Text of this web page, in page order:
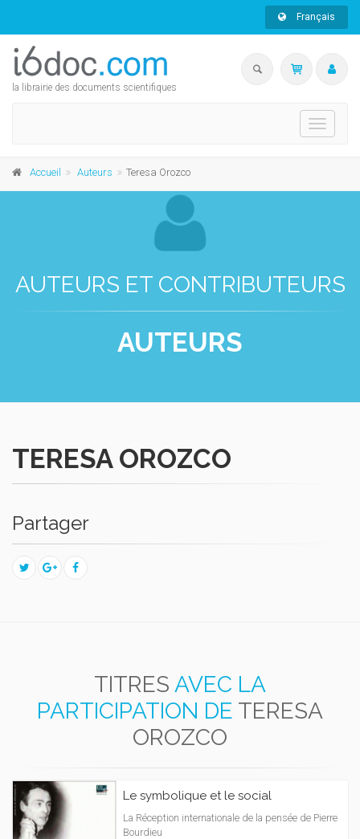
Français
la librairie des documents scientifiques
Toggle
Accueil Auteurs Teresa Orozco
AUTEURS ET CONTRIBUTEURS
AUTEURS
TERESA OROZCO
Partager
TITRES AVEC LA
PARTICIPATION DE TERESA
OROZCO
Le symbolique et le social
La Réception internationale de la pensée de Pierre
Bourdieu